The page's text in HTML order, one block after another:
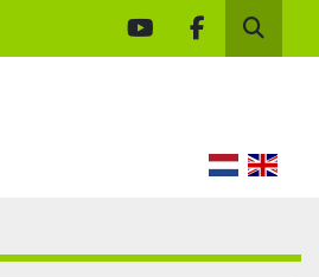
youtubefacebook
Zoek